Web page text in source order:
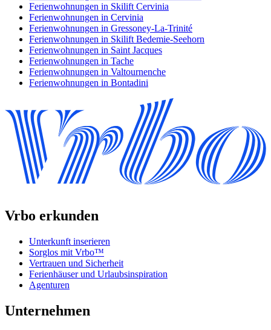
Ferienwohnungen in Skilift Cervinia
Ferienwohnungen in Cervinia
Ferienwohnungen in Gressoney-La-Trinité
Ferienwohnungen in Skilift Bedemie-Seehorn
Ferienwohnungen in Saint Jacques
Ferienwohnungen in Tache
Ferienwohnungen in Valtournenche
Ferienwohnungen in Bontadini
Vrbo erkunden
Unterkunft inserieren
Sorglos mit Vrbo™
Vertrauen und Sicherheit
Ferienhäuser und Urlaubsinspiration
Agenturen
Unternehmen